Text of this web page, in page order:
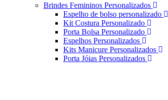
Brindes Femininos Personalizados
Espelho de bolso personalizado
Kit Costura Personalizado
Porta Bolsa Personalizado
Espelhos Personalizados
Kits Manicure Personalizados
Porta Jóias Personalizados